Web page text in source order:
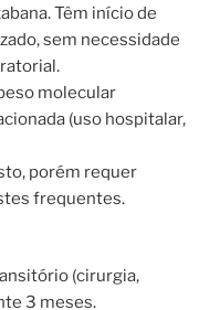
Têm início de
sem necessidade
molecular
(uso hospitalar,
porém requer
frequentes.
(cirurgia,
3 meses.